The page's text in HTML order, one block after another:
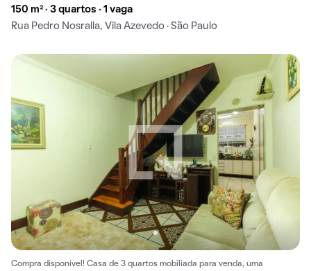
150 m² · 3 quartos · 1 vaga
Rua Pedro Nosralla, Vila Azevedo · São Paulo
Compra disponível! Casa de 3 quartos mobiliada para venda, uma